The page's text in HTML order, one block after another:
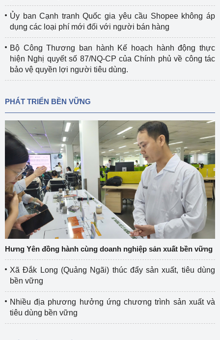
Ủy ban Cạnh tranh Quốc gia yêu cầu Shopee không áp
dụng các loại phí mới đối với người bán hàng
Bộ Công Thương ban hành Kế hoạch hành động thực
hiện Nghị quyết số 87/NQ-CP của Chính phủ về công tác
bảo vệ quyền lợi người tiêu dùng.
PHÁT TRIỂN BỀN VỮNG
Hưng Yên đồng hành cùng doanh nghiệp sản xuất bền vững
Xã Đắk Long (Quảng Ngãi) thúc đẩy sản xuất, tiêu dùng
bền vững
Nhiều địa phương hưởng ứng chương trình sản xuất và
tiêu dùng bền vững